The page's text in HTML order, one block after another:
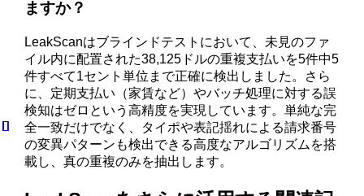
ますか？
LeakScanはブラインドテストにおいて、未見のファ
イル内に配置された38,125ドルの重複支払いを5件中5
件すべて1セント単位まで正確に検出しました。さら
に、定期支払い（家賃など）やバッチ処理に対する誤
検知はゼロという高精度を実現しています。単純な完
全一致だけでなく、タイポや表記揺れによる請求番号
の変異パターンも検出できる高度なアルゴリズムを搭
載し、真の重複のみを抽出します。